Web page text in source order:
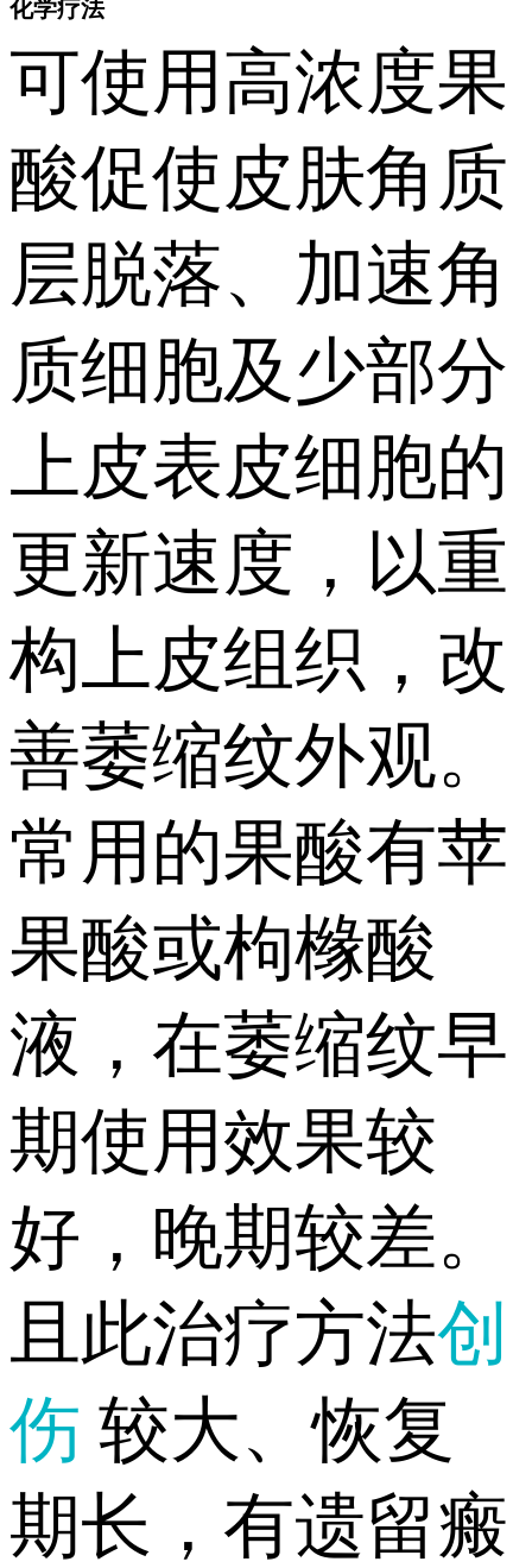
化学疗法
可使用高浓度果
酸促使皮肤角质
层脱落、加速角
质细胞及少部分
上皮表皮细胞的
更新速度，以重
构上皮组织，改
善萎缩纹外观。
常用的果酸有苹
果酸或枸橼酸
液，在萎缩纹早
期使用效果较
好，晚期较差。
且此治疗方法创
伤 较大、恢复
期长，有遗留瘢